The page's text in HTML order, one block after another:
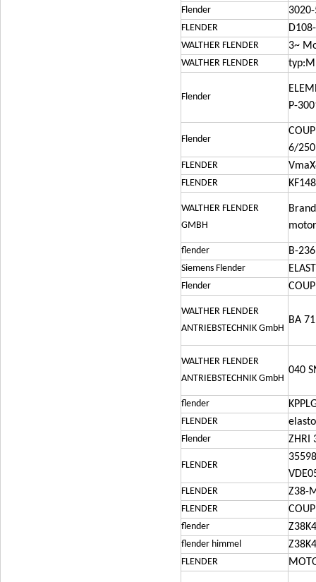
Flender
FLENDER
WALTHER FLENDER 3~
WALTHER FLENDER
Flender
P-
Flender
6/250
FLENDER
FLENDER
WALTHER FLENDER
GMBH
flender B-
Siemens Flender
Flender
WALTHER FLENDER
ANTRIEBSTECHNIK GmbH
BA
WALTHER FLENDER
ANTRIEBSTECHNIK GmbH
040
flender
FLENDER
Flender ZHRI
FLENDER
FLENDER Z38-
FLENDER
flender
flender himmel
FLENDER